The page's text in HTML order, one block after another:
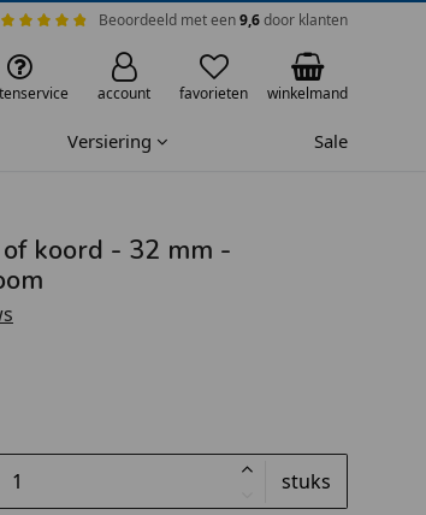
Beoordeeld met een9,6door klanten
account favorieten winkelmand
Versiering Sale
koord - 32 mm -
stuks